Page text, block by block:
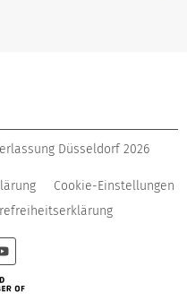
Düsseldorf 2026
Cookie-Einstellungen